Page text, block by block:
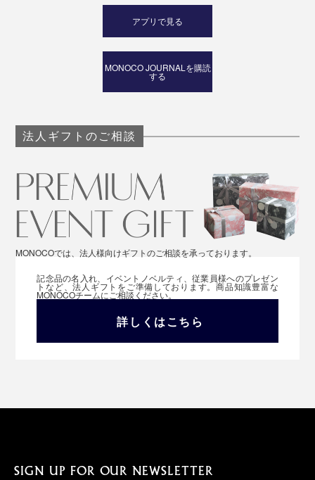
アプリで見る
MONOCO JOURNALを購読
する
法人ギフトのご相談
MONOCOでは、法人様向けギフトのご相談を承っております。
記念品の名入れ、イベントノベルティ、従業員様へのプレゼン
トなど、法人ギフトをご準備しております。商品知識豊富な
MONOCOチームにご相談ください。
詳しくはこちら
SIGN UP FOR OUR NEWSLETTER